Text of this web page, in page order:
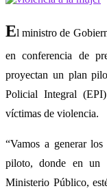
El ministro de
en conferencia de
proyectan un plan
Policial Integral
víctimas de violencia.
“Vamos a generar los
piloto, donde en un
Ministerio Público,